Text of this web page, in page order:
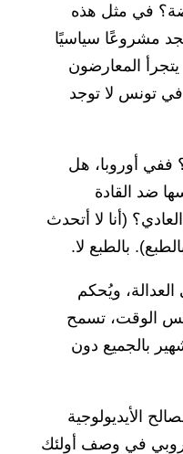
في مثل هذه
نجد مشروعًا سياسيًا
يتجرأ المعارضون
في تونس لا توجد
ففي أوروبا، هل
ضد القادة
(أنا لا أتحدث
بالطبع لا.
ويُحكم
الوقت، تسمح
بالجميع دون
الأيديولوجية
في وصف أولئك